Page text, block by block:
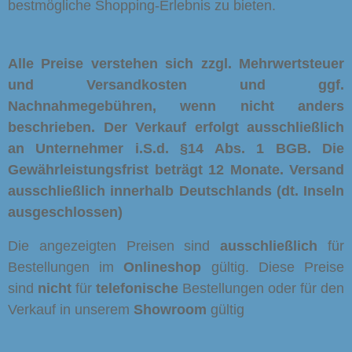
bestmögliche Shopping-Erlebnis zu bieten.
Alle Preise verstehen sich zzgl. Mehrwertsteuer
und Versandkosten und ggf.
Nachnahmegebühren, wenn nicht anders
beschrieben. Der Verkauf erfolgt ausschließlich
an Unternehmer i.S.d. §14 Abs. 1 BGB. Die
Gewährleistungsfrist beträgt 12 Monate. Versand
ausschließlich innerhalb Deutschlands (dt. Inseln
ausgeschlossen)
Die angezeigten Preisen sindausschließlich für
Bestellungen im Onlineshop gültig. Diese Preise
sind nicht für telefonische Bestellungen oder für den
Verkauf in unserem Showroom gültig